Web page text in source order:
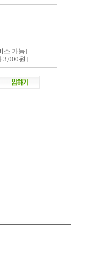
스 가능]
3,000원]